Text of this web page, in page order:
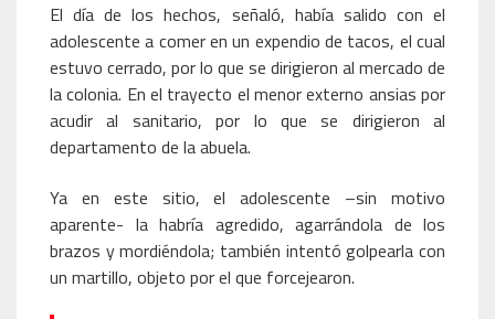
El día de los hechos, señaló, había salido con el
adolescente a comer en un expendio de tacos, el cual
estuvo cerrado, por lo que se dirigieron al mercado de
la colonia. En el trayecto el menor externo ansias por
acudir al sanitario, por lo que se dirigieron al
departamento de la abuela.
Ya en este sitio, el adolescente –sin motivo
aparente- la habría agredido, agarrándola de los
brazos y mordiéndola; también intentó golpearla con
un martillo, objeto por el que forcejearon.